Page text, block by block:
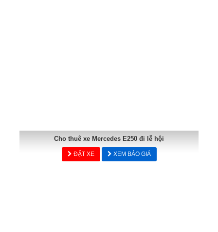
Cho thuê xe Mercedes E250 đi lễ hội
ĐẶT XE XEM BÁO GIÁ